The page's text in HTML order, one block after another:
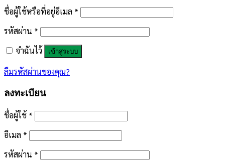
ชื่อผู้ใช้หรือที่อยู่อีเมล *
รหัสผ่าน *
จำฉันไว้
เข้าสู่ระบบ
ลืมรหัสผ่านของคุณ?
ลงทะเบียน
ชื่อผู้ใช้ *
อีเมล *
รหัสผ่าน *